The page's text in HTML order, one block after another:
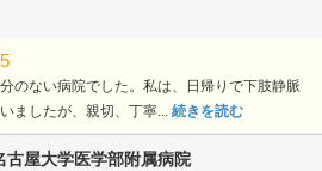
5
のない病院でした。私は、日帰りで下肢静脈
ましたが、親切、丁寧... 続きを読む
古屋大学医学部附属病院